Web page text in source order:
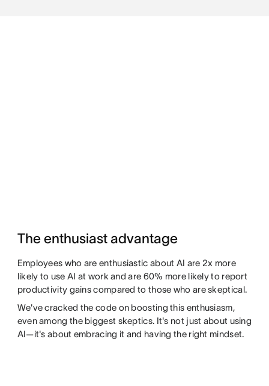
The enthusiast advantage
Employees who are enthusiastic about AI are 2x more
likely to use AI at work and are 60% more likely to report
productivity gains compared to those who are skeptical.
We've cracked the code on boosting this enthusiasm,
even among the biggest skeptics. It's not just about using
AI—it's about embracing it and having the right mindset.